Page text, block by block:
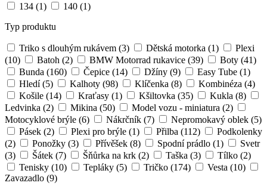
134 (1) 140 (1)
Typ produktu
Triko s dlouhým rukávem (3) Dětská motorka (1)
Plexi
(10)
Batoh (2) BMW Motorrad rukavice (39) Boty (41)
Bunda (160) Čepice (14) Džíny (9) Easy Tube (1)
Hledí(5) Kalhoty (98) Klíčenka (8) Kombinéza (4)
Košile (14) Kraťasy (1) Kšiltovka (35) Kukla (8)
Ledvinka (2) Mikina (50) Model vozu - miniatura (2)
Motocyklové brýle (6) Nákrčník (7) Nepromokavý oblek (5)
Pásek (2) Plexi pro brýle (1) Přilba (112)
Podkolenky
(2)
Ponožky (3) Přívěšek (8) Spodní prádlo (1)
Svetr
(3)
Šátek (7) Šňůrka na krk (2) Taška (3) Tílko (2)
Tenisky (10) Tepláky (5) Tričko (174) Vesta (10)
Zavazadlo (9)